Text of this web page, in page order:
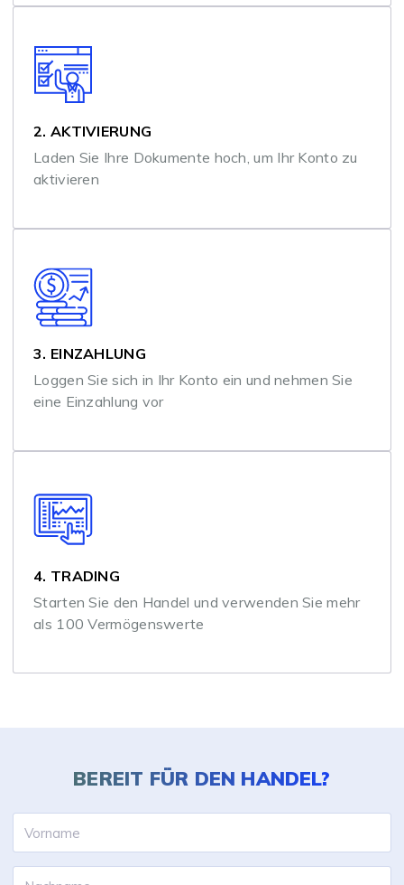
2. AKTIVIERUNG
Laden Sie Ihre Dokumente hoch, um Ihr Konto zu
aktivieren
3. EINZAHLUNG
Loggen Sie sich in Ihr Konto ein und nehmen Sie
eine Einzahlung vor
4. TRADING
Starten Sie den Handel und verwenden Sie mehr
als 100 Vermögenswerte
BEREIT FÜR DEN HANDEL?